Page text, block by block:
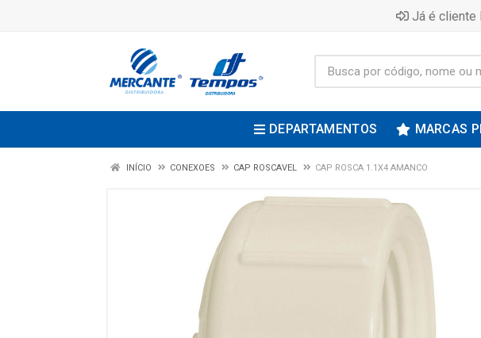
Já é cliente
DEPARTAMENTOS MARCAS
INÍCIO CONEXOES CAP ROSCAVEL CAP ROSCA 1.1X4 AMANCO